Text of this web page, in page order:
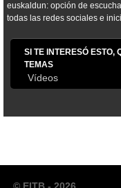
euskaldun: opción de
todas las redes sociales e
SI TE INTERESÓ ESTO,
TEMAS
Vídeos